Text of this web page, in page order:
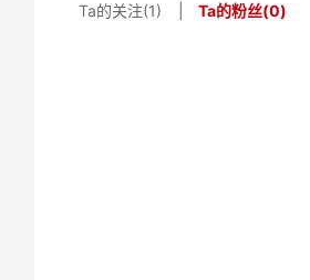
Ta的关注(1) Ta的粉丝(0)